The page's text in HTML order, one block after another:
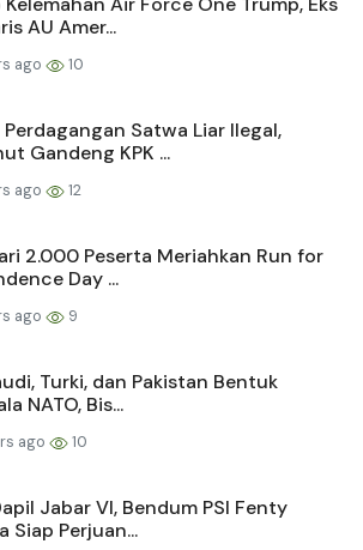
AU Amer...
ago 10
Perdagangan Satwa Liar Ilegal,
Gandeng KPK ...
ago 12
2.000 Peserta Meriahkan Run for
Day ...
ago 9
Turki, dan Pakistan Bentuk
NATO, Bis...
ago 10
Jabar VI, Bendum PSI Fenty
Siap Perjuan...